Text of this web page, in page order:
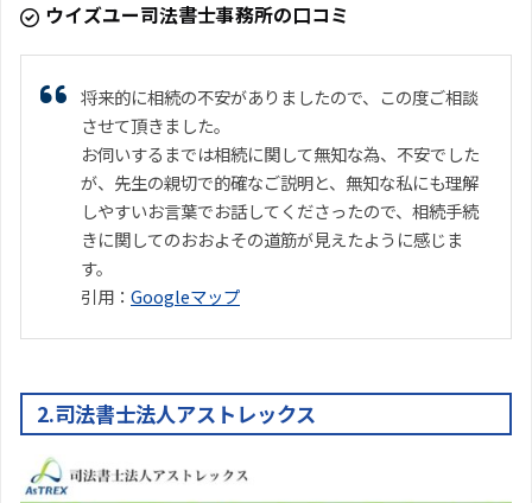
ウイズユー司法書士事務所の口コミ
将来的に相続の不安がありましたので、この度ご相談
させて頂きました。
お伺いするまでは相続に関して無知な為、不安でした
が、先生の親切で的確なご説明と、無知な私にも理解
しやすいお言葉でお話してくださったので、相続手続
きに関してのおおよその道筋が見えたように感じま
す。
引用： Googleマップ
2.司法書士法人アストレックス